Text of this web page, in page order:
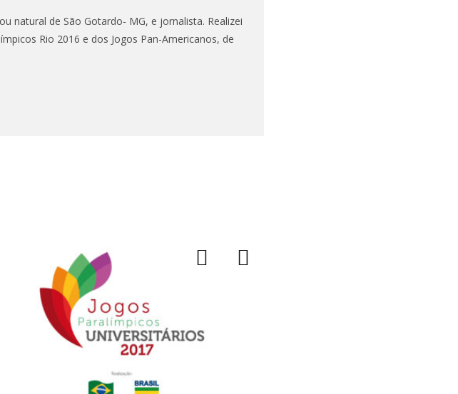
natural de São Gotardo- MG, e jornalista. Realizei
Rio 2016 e dos Jogos Pan-Americanos, de